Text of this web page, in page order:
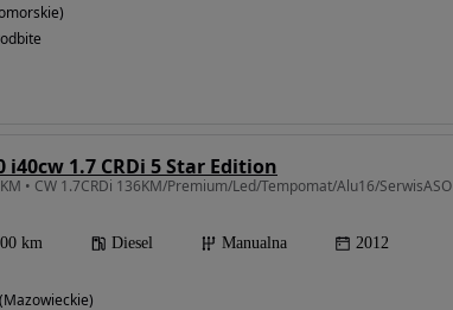
i40cw 1.7 CRDi 5 Star Edition
• CW 1.7CRDi 136KM/Premium/Led/Tempomat/Alu16/SerwisASO
km Diesel Manualna 2012